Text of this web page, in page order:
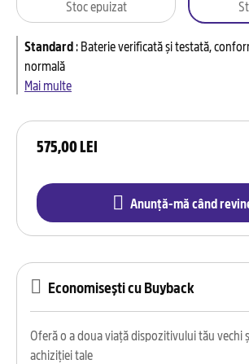
575,00 LEI
Anunță-mă când
Stoc epuizat
Standard:Baterie verificată și testată,
normală
Mai multe
Economisești cu Buyback
Oferă o a doua viață dispozitivului tău vechi
achiziției tale